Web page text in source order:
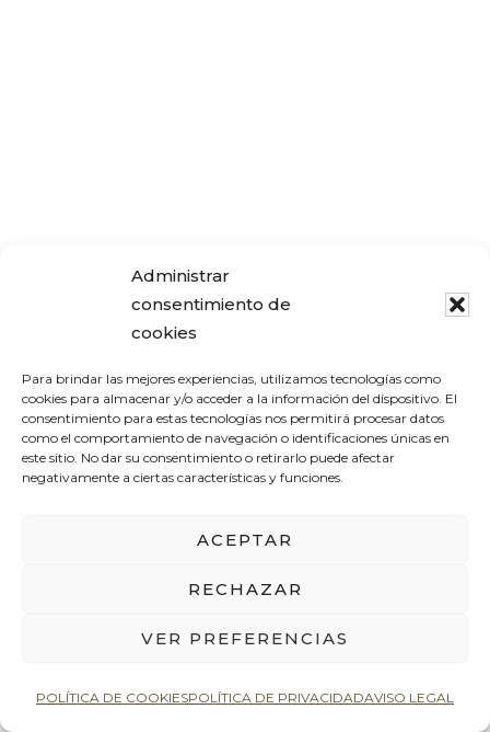
Administrar
consentimiento de
cookies
Para brindar las mejores experiencias, utilizamos tecnologías como
cookies para almacenar y/o acceder a la información del dispositivo. El
consentimiento para estas tecnologías nos permitirá procesar datos
como el comportamiento de navegación o identificaciones únicas en
este sitio. No dar su consentimiento o retirarlo puede afectar
negativamente a ciertas características y funciones.
ACEPTAR
RECHAZAR
VER PREFERENCIAS
POLÍTICA DE COOKIESPOLÍTICA DE PRIVACIDADAVISO LEGAL
ambiental de una buena luz. Con
ella puedes crear diferentes
mismo espacio. Por ello, es